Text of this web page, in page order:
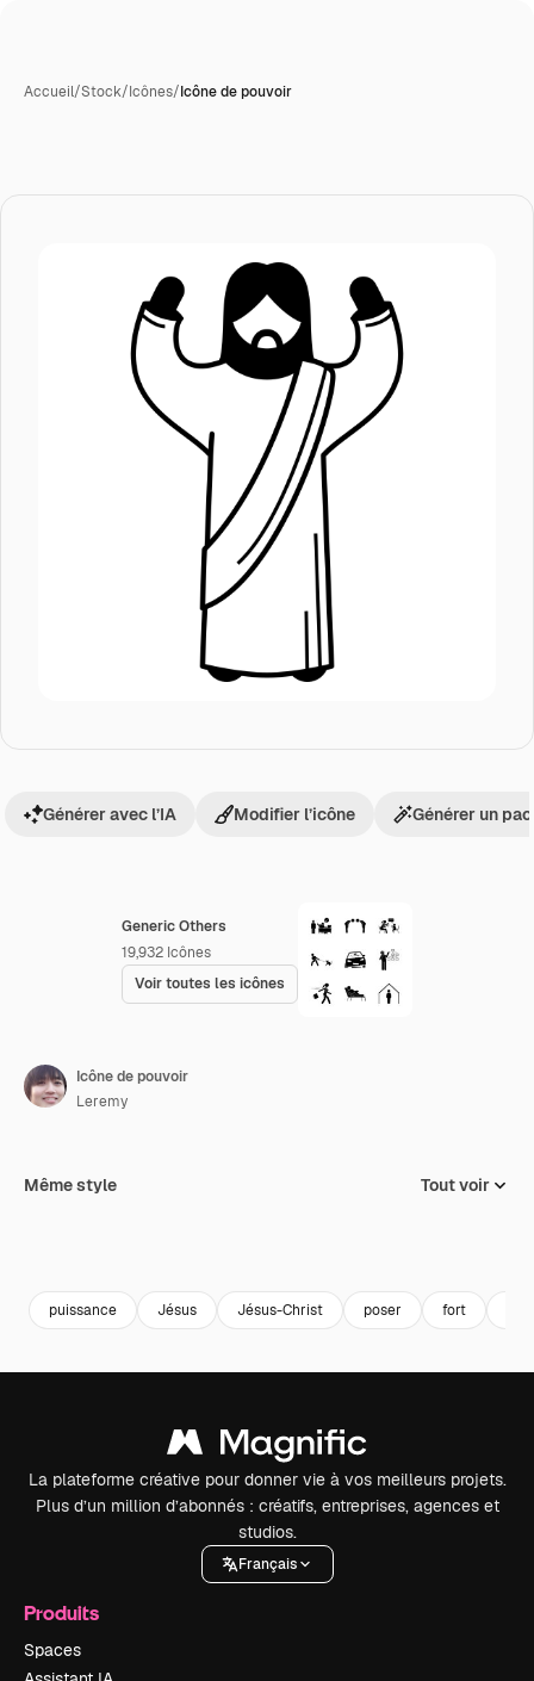
Accueil/Stock/Icônes/Icône de pouvoir
Generic Others
19,932 Icônes
Voir toutes les icônes
Générer avec l’IA Modifier l’icône Générer un
Icône de pouvoir
Leremy
Même style Tout voir
puissance Jésus Jésus-Christ poser fort
La plateforme créative pour donner vie à vos meilleurs projets.
Plus d’un million d’abonnés : créatifs, entreprises, agences et
studios.
Français
Produits
Spaces